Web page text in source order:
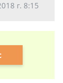
г. 8:15